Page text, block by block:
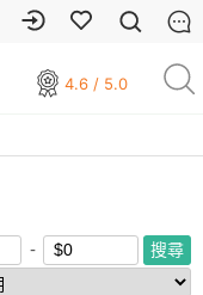
4.6 / 5.0